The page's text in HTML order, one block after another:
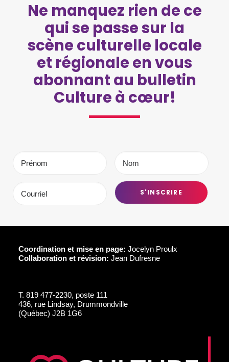
Ne manquez rien de ce
qui se passe sur la
scène culturelle locale
et régionale en vous
abonnant au bulletin
Culture à cœur!
Coordination et mise en page: Jocelyn Proulx
Collaboration et révision: Jean Dufresne
T. 819 477-2230, poste 111
436, rue Lindsay, Drummondville
(Québec) J2B 1G6